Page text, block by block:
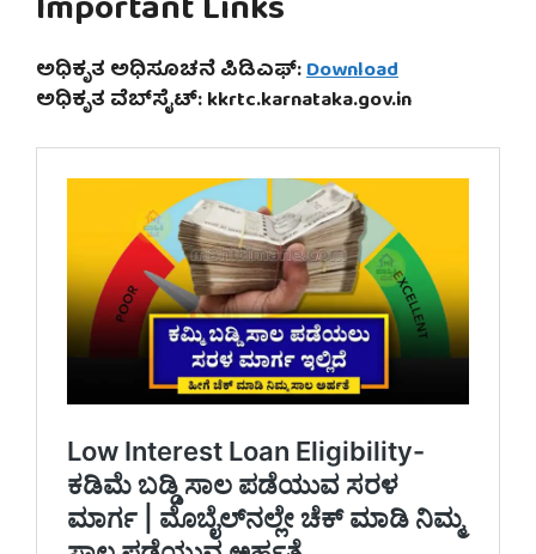
ಅಧಿಕೃತ ಅಧಿಸೂಚನೆ ಪಿಡಿಎಫ್:Download
ಅಧಿಕೃತ ವೆಬ್‌ಸೈಟ್: kkrtc.karnataka.gov.in